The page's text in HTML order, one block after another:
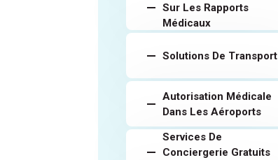
Sur Les Rapports
Médicaux
Solutions De Transport
Autorisation Médicale
Dans Les Aéroports
Services De
Conciergerie Gratuits